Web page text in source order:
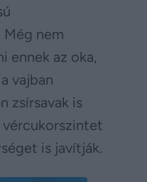
nem
ennek az oka,
vajban
zsírsavak is
vércukorszintet
is javítják.